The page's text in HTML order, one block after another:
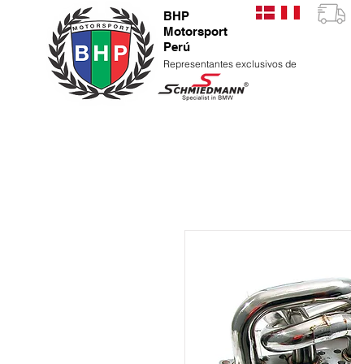
BHP
Motorsport
Perú
Representantes exclusivos de